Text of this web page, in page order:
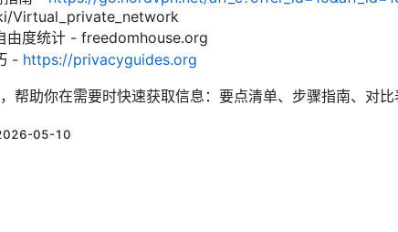
Virtual_private_network
由度统计 - freedomhouse.org
- https://privacyguides.org
帮助你在需要时快速获取信息：要点清单、步骤指南、对比
05-10